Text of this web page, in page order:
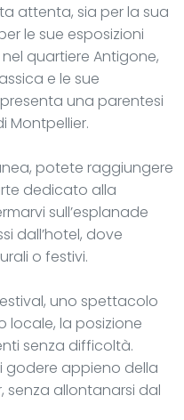
attenta, sia per la sua
le sue esposizioni
quartiere Antigone,
e le sue
una parentesi
Montpellier.
potete raggiungere
dedicato alla
sull’esplanade
dall’hotel, dove
o festivi.
uno spettacolo
locale, la posizione
senza difficoltà.
godere appieno della
senza allontanarsi dal